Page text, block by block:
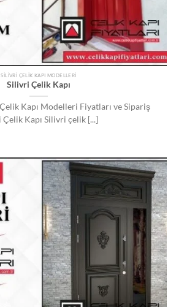
SILIVRI ÇELIK KAPI MODELLERI
Silivri Çelik Kapı
Kapı Modelleri Fiyatları ve Sipariş
Kapı Silivri çelik [...]